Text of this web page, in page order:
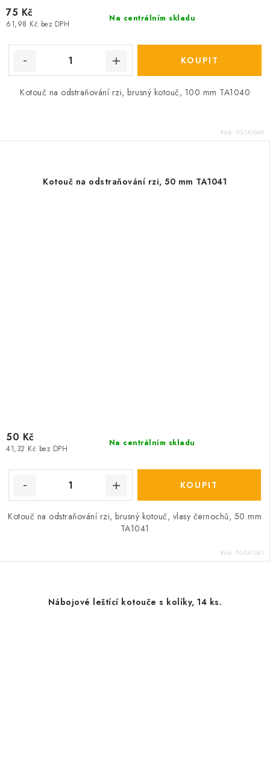
Na centrálním skladu
61,98 Kč bez DPH
75 Kč
Kotouč na odstraňování rzi, brusný kotouč, 100 mm TA1040
Kód: TGTA1040
Kotouč na odstraňování rzi, 50 mm TA1041
Na centrálním skladu
41,32 Kč bez DPH
50 Kč
Kotouč na odstraňování rzi, brusný kotouč, vlasy černochů, 50 mm
TA1041
Kód: TGTA1041
Nábojové leštící kotouče s kolíky, 14 ks.